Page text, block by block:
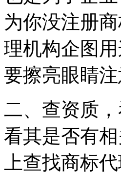
为你没注册
理机构企图
要擦亮眼睛注
二、查资质
看其是否有
上查找商标